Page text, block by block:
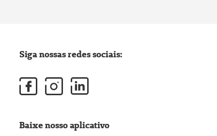
Siga nossas redes sociais:
Baixe nosso aplicativo